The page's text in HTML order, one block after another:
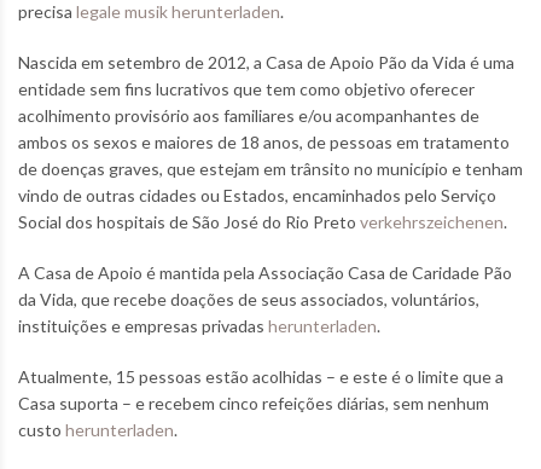
precisa legale musik herunterladen.
Nascida em setembro de 2012, a Casa de Apoio Pão da Vida é uma
entidade sem fins lucrativos que tem como objetivo oferecer
acolhimento provisório aos familiares e/ou acompanhantes de
ambos os sexos e maiores de 18 anos, de pessoas em tratamento
de doenças graves, que estejam em trânsito no município e tenham
vindo de outras cidades ou Estados, encaminhados pelo Serviço
Social dos hospitais de São José do Rio Preto verkehrszeichenen.
A Casa de Apoio é mantida pela Associação Casa de Caridade Pão
da Vida, que recebe doações de seus associados, voluntários,
instituições e empresas privadas herunterladen.
Atualmente, 15 pessoas estão acolhidas – e este é o limite que a
Casa suporta – e recebem cinco refeições diárias, sem nenhum
custo herunterladen.